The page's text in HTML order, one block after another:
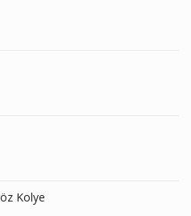
Kolye